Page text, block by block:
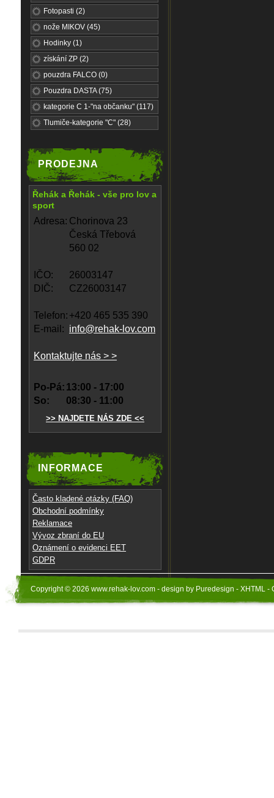
Fotopasti (2)
nože MIKOV (45)
Hodinky (1)
získání ZP (2)
pouzdra FALCO (0)
Pouzdra DASTA (75)
kategorie C 1-"na občanku" (117)
Tlumiče-kategorie "C" (28)
PRODEJNA
Řehák a Řehák - vše pro lov a
sport
Adresa: Chorinova 23
Česká Třebová
560 02
IČO:
26003147
DIČ:
CZ26003147
Telefon: +420 465 535 390
E-mail: info@rehak-lov.com
Kontaktujte nás > >
Po-Pá: 13:00 - 17:00
So:
08:30 - 11:00
>> NAJDETE NÁS ZDE <<
INFORMACE
Často kladené otázky (FAQ)
Obchodní podmínky
Reklamace
Vývoz zbraní do EU
Oznámení o evidenci EET
GDPR
Copyright © 2026 www.rehak-lov.com - design by Puredesign - XHTML -